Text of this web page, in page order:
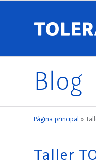
Blog
Página principal »
Taller